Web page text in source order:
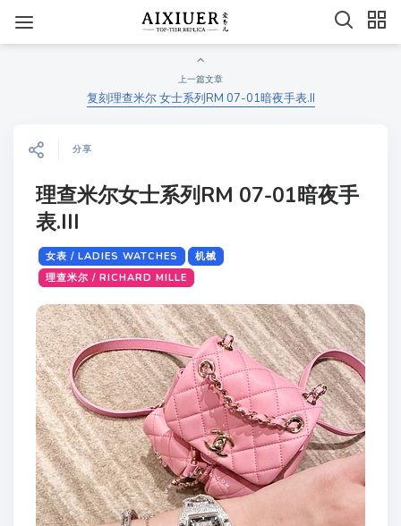
上一篇文章
复刻理查米尔 女士系列RM 07-01暗夜手表.II
分享
理查米尔女士系列RM 07-01暗夜手
表.III
女表 / LADIES WATCHES
机械
理查米尔 / RICHARD MILLE